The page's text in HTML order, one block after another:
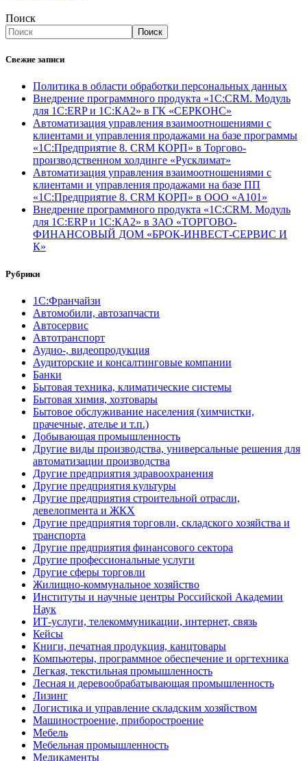
Поиск
Поиск
Свежие записи
Политика в области обработки персональных данных
Внедрение программного продукта «1С:CRM. Модуль
для 1С:ERP и 1С:КА2» в ГК «СЕРКОНС»
Автоматизация управления взаимоотношениями с
клиентами и управления продажами на базе программы
«1С:Предприятие 8. CRM КОРП» в Торгово-
производственном холдинге «Русклимат»
Автоматизация управления взаимоотношениями с
клиентами и управления продажами на базе ПП
«1С:Предприятие 8. CRM КОРП» в ООО «А101»
Внедрение программного продукта «1С:CRM. Модуль
для 1С:ERP и 1С:КА2» в ЗАО «ТОРГОВО-
ФИНАНСОВЫЙ ДОМ «БРОК-ИНВЕСТ-СЕРВИС И
К»
Рубрики
1С:Франчайзи
Автомобили, автозапчасти
Автосервис
Автотранспорт
Аудио-, видеопродукция
Аудиторские и консалтинговые компании
Банки
Бытовая техника, климатические системы
Бытовая химия, хозтовары
Бытовое обслуживание населения (химчистки,
прачечные, ателье и т.п.)
Добывающая промышленность
Другие виды производства, универсальные решения для
автоматизации производства
Другие предприятия здравоохранения
Другие предприятия культуры
Другие предприятия строительной отрасли,
девелопмента и ЖКХ
Другие предприятия торговли, складского хозяйства и
транспорта
Другие предприятия финансового сектора
Другие профессиональные услуги
Другие сферы торговли
Жилищно-коммунальное хозяйство
Институты и научные центры Российской Академии
Наук
ИТ-услуги, телекоммуникации, интернет, связь
Кейсы
Книги, печатная продукция, канцтовары
Компьютеры, программное обеспечение и оргтехника
Легкая, текстильная промышленность
Лесная и деревообрабатывающая промышленность
Лизинг
Логистика и управление складским хозяйством
Машиностроение, приборостроение
Мебель
Мебельная промышленность
Медикаменты